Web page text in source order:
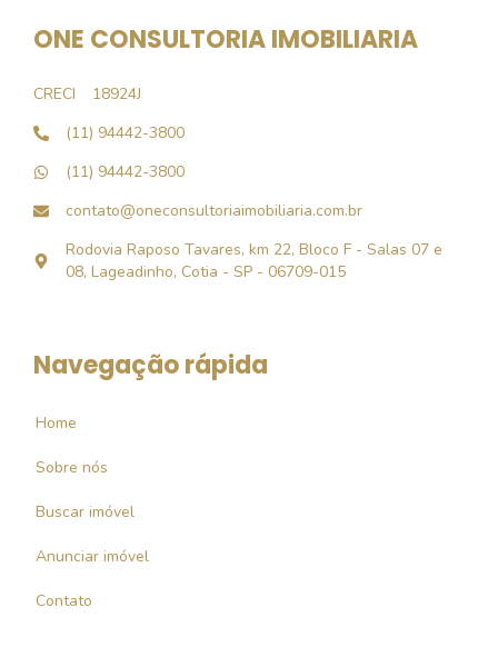
ONE CONSULTORIA IMOBILIARIA
CRECI
18924J
(11) 94442-3800
(11) 94442-3800
contato@oneconsultoriaimobiliaria.com.br
Rodovia Raposo Tavares, km 22, Bloco F - Salas 07 e
08, Lageadinho, Cotia - SP - 06709-015
Navegação rápida
Home
Sobre nós
Buscar imóvel
Anunciar imóvel
Contato